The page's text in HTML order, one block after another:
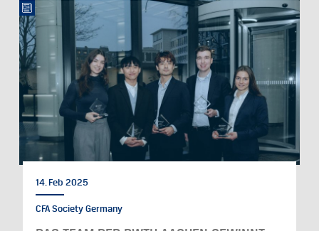
14. Feb 2025
CFA Society Germany